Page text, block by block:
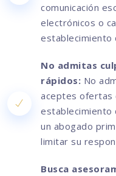
comunicación
electrónicos o
establecimiento
No admitas
rápidos: No
aceptes ofertas
establecimiento
un abogado
limitar su
Busca